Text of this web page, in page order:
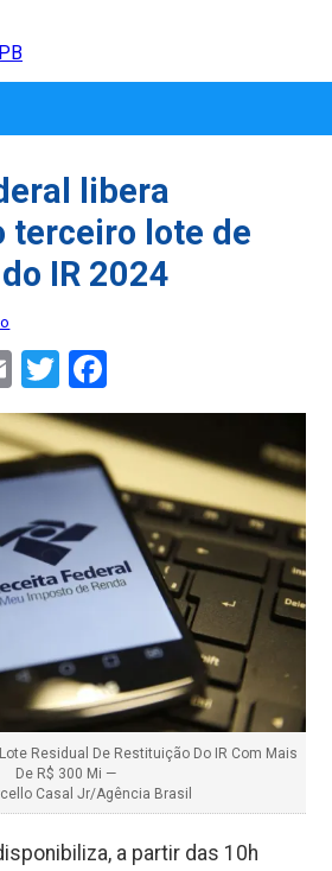
libera
terceiro lote de
IR 2024
EmailTwitter
Residual De Restituição Do IR Com Mais
De R$ 300 Mi —
Casal Jr/Agência Brasil
a partir das 10h